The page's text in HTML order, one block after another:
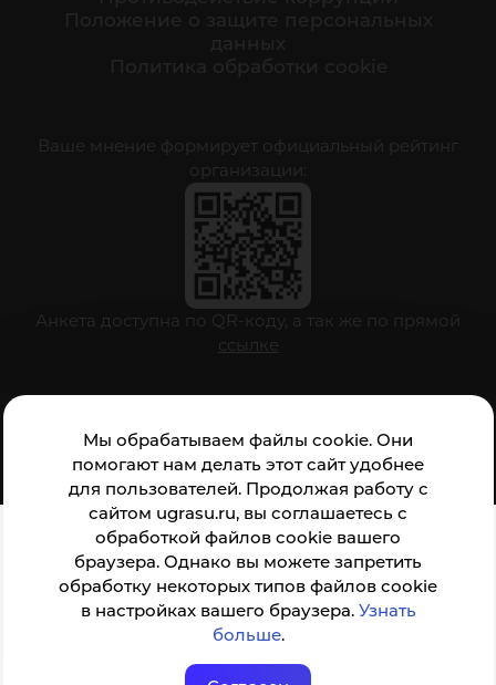
Мы обрабатываем файлы cookie. Они
помогают нам делать этот сайт удобнее
для пользователей. Продолжая работу с
сайтом ugrasu.ru, вы соглашаетесь с
обработкой файлов cookie вашего
браузера. Однако вы можете запретить
обработку некоторых типов файлов cookie
в настройках вашего браузера. Узнать
больше.
Ваше мнение формирует официальный рейтинг
организации:
Анкета доступна по QR-коду, а так же по прямой
ссылке
© ФГБОУ ВО ЮГУ 2001–2026